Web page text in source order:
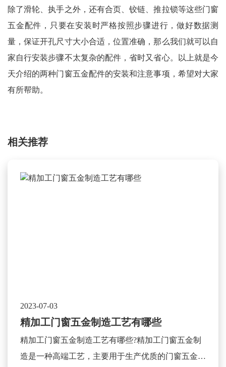
除了滑轮、执手之外，还有合页、铰链、推拉锁等这些门窗
五金配件，只要在安装时严格按照步骤进行，做好数据测
量，保证开孔尺寸大小合适，位置准确，那么我们就可以自
家自行安装步骤不太复杂的配件，省时又省心。
以上就是今
天介绍的两种门窗五金配件的安装和注意事项，希望对大家
有所帮助。
相关推荐
2023-07-03
精加工门窗五金制造工艺有哪些
精加工门窗五金制造工艺有哪些?精加工门窗五金制
造是一种高端工艺，主要用于生产优质的门窗五金产